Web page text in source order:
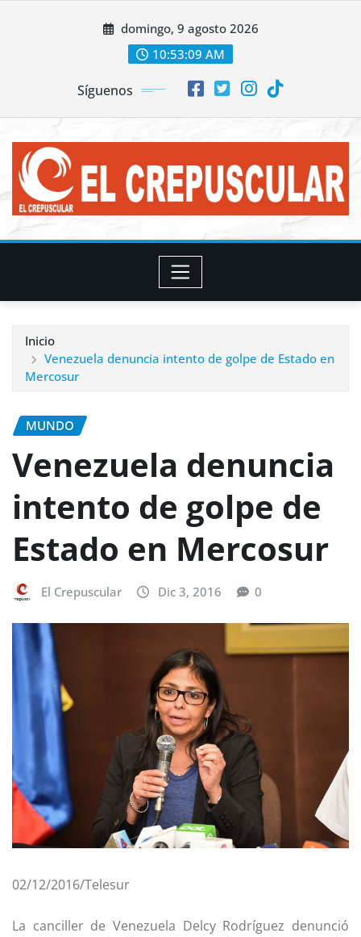
domingo, 9 agosto 2026
10:53:11 AM
Síguenos
Inicio
Venezuela denuncia intento de golpe de Estado en
Mercosur
MUNDO
Venezuela denuncia
intento de golpe de
Estado en Mercosur
El Crepuscular Dic 3, 2016 0
02/12/2016/Telesur
La canciller de Venezuela Delcy Rodríguez denunció